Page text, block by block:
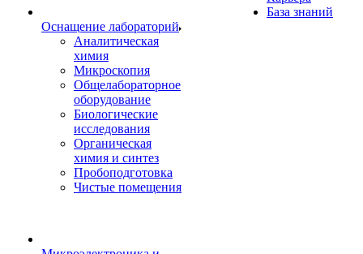
Оснащение лабораторий
Аналитическая
химия
Микроскопия
Общелабораторное
оборудование
Биологические
исследования
Органическая
химия и синтез
Пробоподготовка
Чистые помещения
База знаний